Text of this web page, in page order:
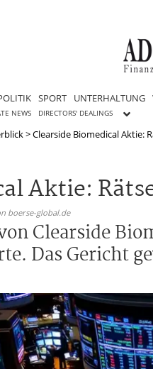
SPORT UNTERHALTUNG
NEWS DIRECTORS' DEALINGS
>Clearside Biomedical Aktie:
Aktie:
boerse-global.de
Clearside
Das Gericht